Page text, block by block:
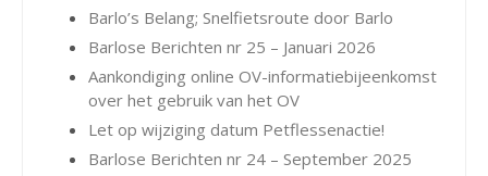
Barlo’s Belang; Snelfietsroute door Barlo
Barlose Berichten nr 25 – Januari 2026
Aankondiging online OV-informatiebijeenkomst
over het gebruik van het OV
Let op wijziging datum Petflessenactie!
Barlose Berichten nr 24 – September 2025